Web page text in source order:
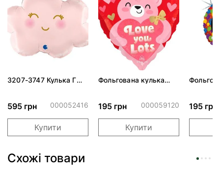
3207-3747 Кулька Г
595 грн 000052416
Купити
Фольгована кулька
195 грн 000059120
Купити
195 грн
Схожі товари